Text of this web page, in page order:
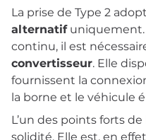
La prise de Type 2
alternatifuniquement.
continu, il est
convertisseur. Elle
fournissent la
la borne et le véhicule
L’un des points forts
solidité. Elle est, en